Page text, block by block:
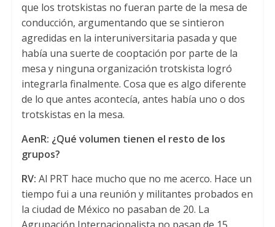
que los trotskistas no fueran parte de la mesa de
conducción, argumentando que se sintieron
agredidas en la interuniversitaria pasada y que
había una suerte de cooptación por parte de la
mesa y ninguna organización trotskista logró
integrarla finalmente. Cosa que es algo diferente
de lo que antes acontecía, antes había uno o dos
trotskistas en la mesa.
AenR: ¿Qué volumen tienen el resto de los
grupos?
RV: Al PRT hace mucho que no me acerco. Hace un
tiempo fui a una reunión y militantes probados en
la ciudad de México no pasaban de 20. La